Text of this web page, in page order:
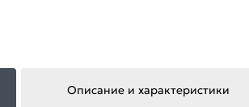
Описание и характеристики